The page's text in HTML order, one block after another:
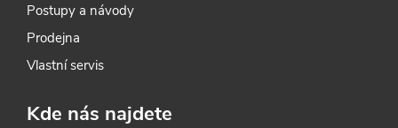
Postupy a návody
Prodejna
Vlastní servis
Kde nás najdete